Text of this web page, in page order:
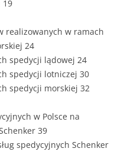
19
realizowanych w ramach
24
spedycji lądowej 24
spedycji lotniczej 30
spedycji morskiej 32
w Polsce na
39
spedycyjnych Schenker